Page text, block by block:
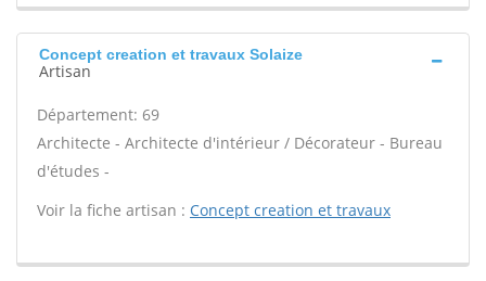
Concept creation et travaux Solaize
Artisan
Département: 69
Architecte - Architecte d'intérieur / Décorateur - Bureau
d'études -
Voir la fiche artisan : Concept creation et travaux